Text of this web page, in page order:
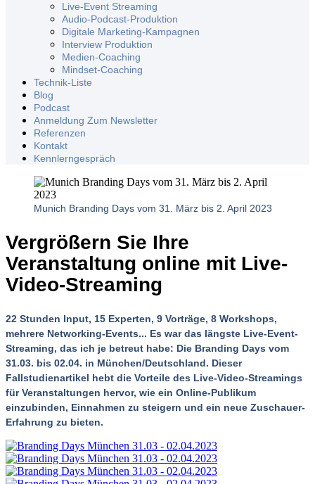
Live-Event Streaming
Audio-Podcast-Produktion
Digitale Marketing-Kampagnen
Interview Produktion
Medien-Coaching
Mindset-Coaching
Technik-Liste
Blog
Podcast
Anmeldung Zum Newsletter
Referenzen
Kontakt
Kennlerngespräch
Munich Branding Days vom 31. März bis 2. April 2023
Vergrößern Sie Ihre
Veranstaltung online mit Live-
Video-Streaming
22 Stunden Input, 15 Experten, 9 Vorträge, 8 Workshops,
mehrere Networking-Events... Es war das längste Live-Event-
Streaming, das ich je betreut habe: Die Branding Days vom
31.03. bis 02.04. in München/Deutschland. Dieser
Fallstudienartikel hebt die Vorteile des Live-Video-Streamings
für Veranstaltungen hervor, wie ein Online-Publikum
einzubinden, Einnahmen zu steigern und ein neue Zuschauer-
Erfahrung zu bieten.